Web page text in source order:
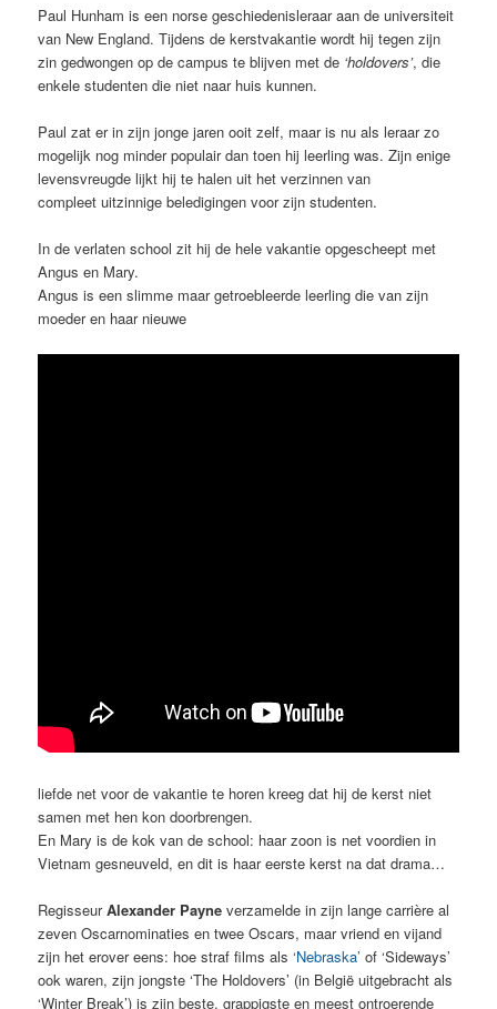
Paul Hunham is een norse geschiedenisleraar aan de universiteit
van New England. Tijdens de kerstvakantie wordt hij tegen zijn
zin gedwongen op de campus te blijven met de ‘holdovers’, die
enkele studenten die niet naar huis kunnen.
Paul zat er in zijn jonge jaren ooit zelf, maar is nu als leraar zo
mogelijk nog minder populair dan toen hij leerling was. Zijn enige
levensvreugde lijkt hij te halen uit het verzinnen van
compleet uitzinnige beledigingen voor zijn studenten.
In de verlaten school zit hij de hele vakantie opgescheept met
Angus en Mary.
Angus is een slimme maar getroebleerde leerling die van zijn
moeder en haar nieuwe
liefde net voor de vakantie te horen kreeg dat hij de kerst niet
samen met hen kon doorbrengen.
En Mary is de kok van de school: haar zoon is net voordien in
Vietnam gesneuveld, en dit is haar eerste kerst na dat drama…
RegisseurAlexander Payne verzamelde in zijn lange carrière al
zeven Oscarnominaties en twee Oscars, maar vriend en vijand
zijn het erover eens: hoe straf films als‘Nebraska’ of ‘Sideways’
ook waren, zijn jongste ‘The Holdovers’ (in België uitgebracht als
‘Winter Break’) is zijn beste, grappigste en meest ontroerende